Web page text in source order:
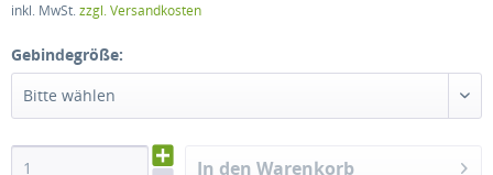
inkl. MwSt.zzgl. Versandkosten
Gebindegröße:
Bitte wählen
In den Warenkorb